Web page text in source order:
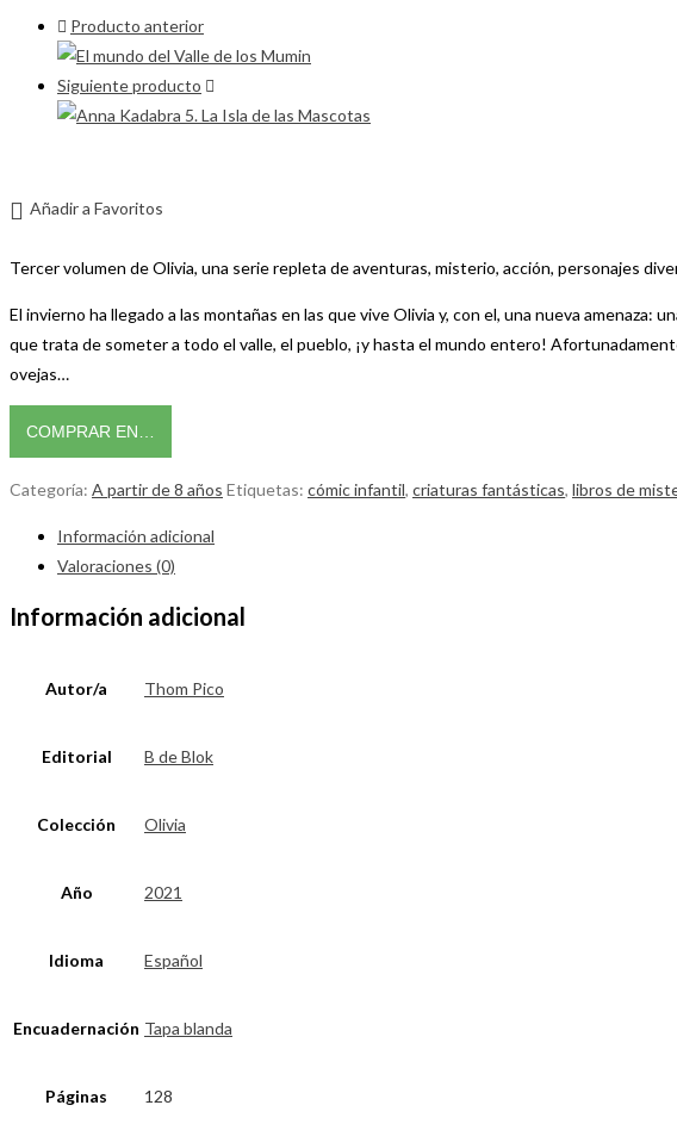
Producto anterior
Siguiente producto
Añadir a Favoritos
Tercer volumen de Olivia, una serie repleta de aventuras, misterio, acción, personajes
El invierno ha llegado a las montañas en las que vive Olivia y, con el, una nueva
que trata de someter a todo el valle, el pueblo, ¡y hasta el mundo entero!
ovejas…
COMPRAR EN…
Categoría: A partir de 8 años Etiquetas: cómic infantil, criaturas fantásticas, libros de
Información adicional
Valoraciones (0)
Información adicional
Autor/a Thom Pico
Editorial B de Blok
Colección Olivia
Año 2021
Idioma Español
Encuadernación Tapa blanda
Páginas 128